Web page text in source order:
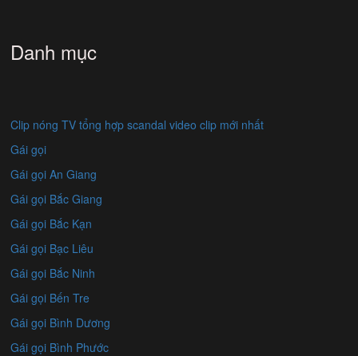
Danh mục
Clip nóng TV tổng hợp scandal video clip mới nhất
Gái gọi
Gái gọi An Giang
Gái gọi Bắc Giang
Gái gọi Bắc Kạn
Gái gọi Bạc Liêu
Gái gọi Bắc Ninh
Gái gọi Bến Tre
Gái gọi Bình Dương
Gái gọi Bình Phước